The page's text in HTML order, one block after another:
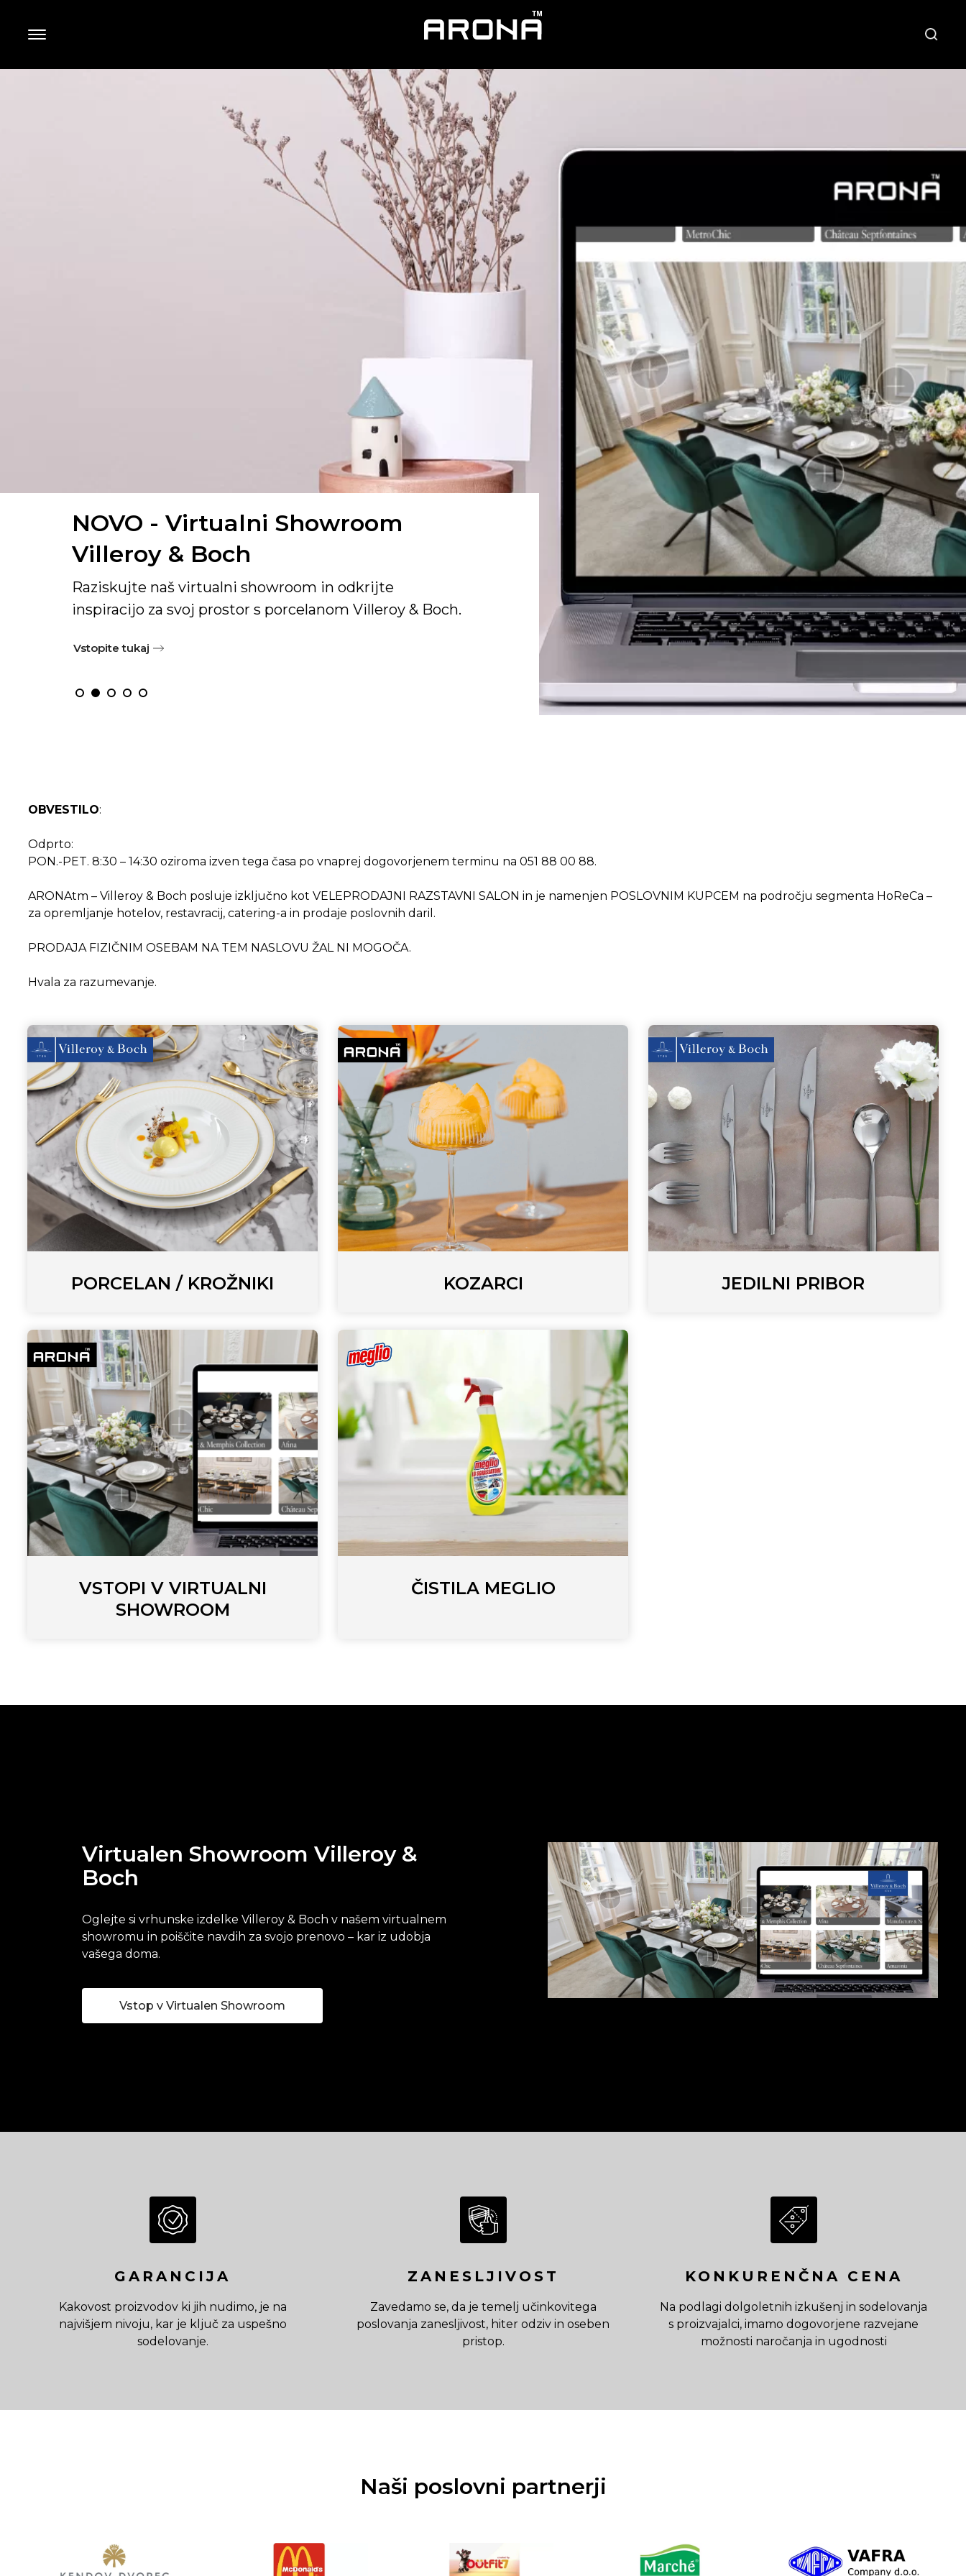
NOVO - Virtualni Showroom
Villeroy & Boch
Raziskujte naš virtualni showroom in odkrijte
inspiracijo za svoj prostor s porcelanom Villeroy & Boch.
Vstopite tukaj
OBVESTILO:
Odprto:
PON.-PET. 8:30 – 14:30 oziroma izven tega časa po vnaprej dogovorjenem terminu na 051 88 00 88.
ARONAtm – Villeroy & Boch posluje izključno kot VELEPRODAJNI RAZSTAVNI SALON in je namenjen POSLOVNIM KUPCEM na področju segmenta HoReCa –
za opremljanje hotelov, restavracij, catering-a in prodaje poslovnih daril.
PRODAJA FIZIČNIM OSEBAM NA TEM NASLOVU ŽAL NI MOGOČA.
Hvala za razumevanje.
PORCELAN / KROŽNIKI KOZARCI JEDILNI PRIBOR
VSTOPI V VIRTUALNI
SHOWROOM
ČISTILA MEGLIO
Virtualen Showroom Villeroy &
Boch
Oglejte si vrhunske izdelke Villeroy & Boch v našem virtualnem
showromu in poiščite navdih za svojo prenovo – kar iz udobja
vašega doma.
Vstop v Virtualen Showroom
GARANCIJA
Kakovost proizvodov ki jih nudimo, je na
najvišjem nivoju, kar je ključ za uspešno
sodelovanje.
ZANESLJIVOST
Zavedamo se, da je temelj učinkovitega
poslovanja zanesljivost, hiter odziv in oseben
pristop.
KONKURENČNA CENA
Na podlagi dolgoletnih izkušenj in sodelovanja
s proizvajalci, imamo dogovorjene razvejane
možnosti naročanja in ugodnosti
Naši poslovni partnerji